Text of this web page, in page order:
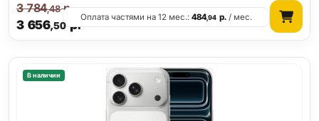
3 656,50 р.
3 784,48р.
Оплата частями на 12 мес.:484,94 р./ мес.
В наличии